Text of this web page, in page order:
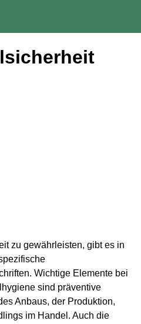
zu gewährleisten, gibt es in
Wichtige Elemente bei
sind präventive
Anbaus, der Produktion,
im Handel. Auch die